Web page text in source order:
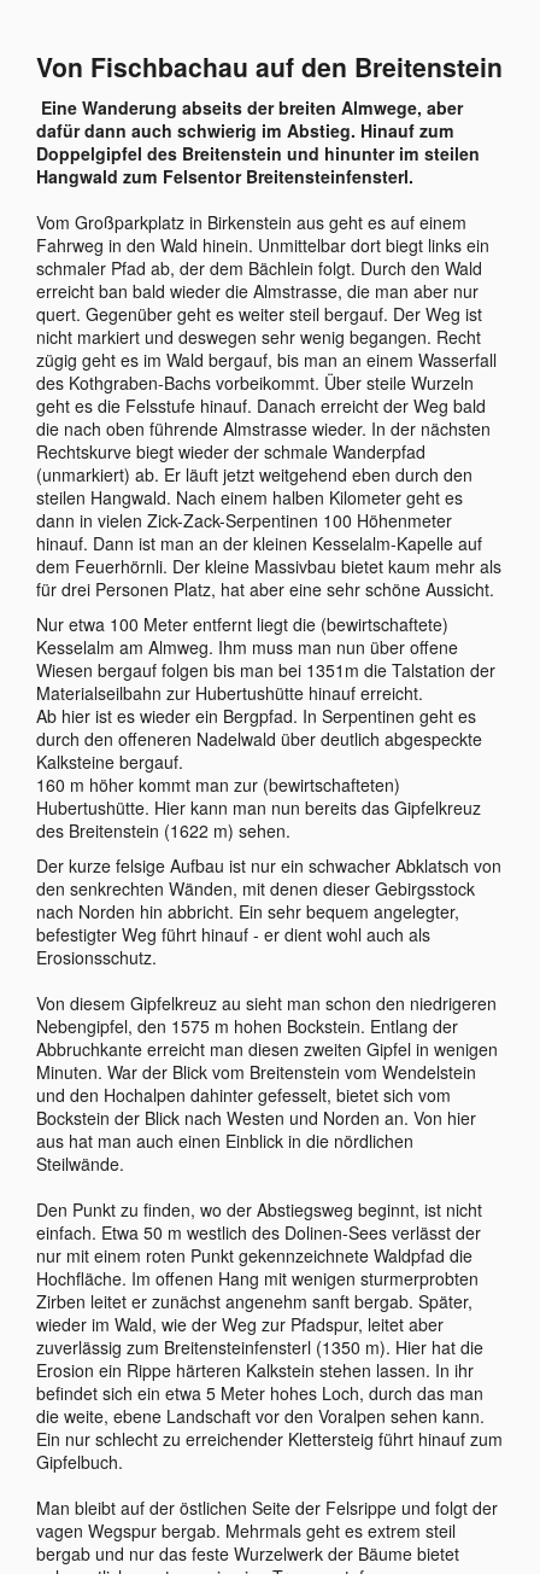
Von Fischbachau auf den Breitenstein
Eine Wanderung abseits der breiten Almwege, aber
dafür dann auch schwierig im Abstieg. Hinauf zum
Doppelgipfel des Breitenstein und hinunter im steilen
Hangwald zum Felsentor Breitensteinfensterl.
Vom Großparkplatz in Birkenstein aus geht es auf einem
Fahrweg in den Wald hinein. Unmittelbar dort biegt links ein
schmaler Pfad ab, der dem Bächlein folgt. Durch den Wald
erreicht ban bald wieder die Almstrasse, die man aber nur
quert. Gegenüber geht es weiter steil bergauf. Der Weg ist
nicht markiert und deswegen sehr wenig begangen. Recht
zügig geht es im Wald bergauf, bis man an einem Wasserfall
des Kothgraben-Bachs vorbeikommt. Über steile Wurzeln
geht es die Felsstufe hinauf. Danach erreicht der Weg bald
die nach oben führende Almstrasse wieder. In der nächsten
Rechtskurve biegt wieder der schmale Wanderpfad
(unmarkiert) ab. Er läuft jetzt weitgehend eben durch den
steilen Hangwald. Nach einem halben Kilometer geht es
dann in vielen Zick-Zack-Serpentinen 100 Höhenmeter
hinauf. Dann ist man an der kleinen Kesselalm-Kapelle auf
dem Feuerhörnli. Der kleine Massivbau bietet kaum mehr als
für drei Personen Platz, hat aber eine sehr schöne Aussicht.
Nur etwa 100 Meter entfernt liegt die (bewirtschaftete)
Kesselalm am Almweg. Ihm muss man nun über offene
Wiesen bergauf folgen bis man bei 1351m die Talstation der
Materialseilbahn zur Hubertushütte hinauf erreicht.
Ab hier ist es wieder ein Bergpfad. In Serpentinen geht es
durch den offeneren Nadelwald über deutlich abgespeckte
Kalksteine bergauf.
160 m höher kommt man zur (bewirtschafteten)
Hubertushütte. Hier kann man nun bereits das Gipfelkreuz
des Breitenstein (1622 m) sehen.
Der kurze felsige Aufbau ist nur ein schwacher Abklatsch von
den senkrechten Wänden, mit denen dieser Gebirgsstock
nach Norden hin abbricht. Ein sehr bequem angelegter,
befestigter Weg führt hinauf - er dient wohl auch als
Erosionsschutz.
Von diesem Gipfelkreuz au sieht man schon den niedrigeren
Nebengipfel, den 1575 m hohen Bockstein. Entlang der
Abbruchkante erreicht man diesen zweiten Gipfel in wenigen
Minuten. War der Blick vom Breitenstein vom Wendelstein
und den Hochalpen dahinter gefesselt, bietet sich vom
Bockstein der Blick nach Westen und Norden an. Von hier
aus hat man auch einen Einblick in die nördlichen
Steilwände.
Den Punkt zu finden, wo der Abstiegsweg beginnt, ist nicht
einfach. Etwa 50 m westlich des Dolinen-Sees verlässt der
nur mit einem roten Punkt gekennzeichnete Waldpfad die
Hochfläche. Im offenen Hang mit wenigen sturmerprobten
Zirben leitet er zunächst angenehm sanft bergab. Später,
wieder im Wald, wie der Weg zur Pfadspur, leitet aber
zuverlässig zum Breitensteinfensterl (1350 m). Hier hat die
Erosion ein Rippe härteren Kalkstein stehen lassen. In ihr
befindet sich ein etwa 5 Meter hohes Loch, durch das man
die weite, ebene Landschaft vor den Voralpen sehen kann.
Ein nur schlecht zu erreichender Klettersteig führt hinauf zum
Gipfelbuch.
Man bleibt auf der östlichen Seite der Felsrippe und folgt der
vagen Wegspur bergab. Mehrmals geht es extrem steil
bergab und nur das feste Wurzelwerk der Bäume bietet